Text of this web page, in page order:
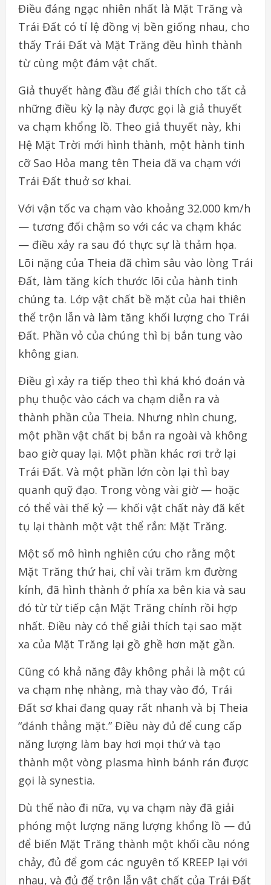
Điều đáng ngạc nhiên nhất là Mặt Trăng và
Trái Đất có tỉ lệ đồng vị bền giống nhau, cho
thấy Trái Đất và Mặt Trăng đều hình thành
từ cùng một đám vật chất.
Giả thuyết hàng đầu để giải thích cho tất cả
những điều kỳ lạ này được gọi là giả thuyết
va chạm khổng lồ. Theo giả thuyết này, khi
Hệ Mặt Trời mới hình thành, một hành tinh
cỡ Sao Hỏa mang tên Theia đã va chạm với
Trái Đất thuở sơ khai.
Với vận tốc va chạm vào khoảng 32.000 km/h
— tương đối chậm so với các va chạm khác
— điều xảy ra sau đó thực sự là thảm họa.
Lõi nặng của Theia đã chìm sâu vào lòng Trái
Đất, làm tăng kích thước lõi của hành tinh
chúng ta. Lớp vật chất bề mặt của hai thiên
thể trộn lẫn và làm tăng khối lượng cho Trái
Đất. Phần vỏ của chúng thì bị bắn tung vào
không gian.
Điều gì xảy ra tiếp theo thì khá khó đoán và
phụ thuộc vào cách va chạm diễn ra và
thành phần của Theia. Nhưng nhìn chung,
một phần vật chất bị bắn ra ngoài và không
bao giờ quay lại. Một phần khác rơi trở lại
Trái Đất. Và một phần lớn còn lại thì bay
quanh quỹ đạo. Trong vòng vài giờ — hoặc
có thể vài thế kỷ — khối vật chất này đã kết
tụ lại thành một vật thể rắn: Mặt Trăng.
Một số mô hình nghiên cứu cho rằng một
Mặt Trăng thứ hai, chỉ vài trăm km đường
kính, đã hình thành ở phía xa bên kia và sau
đó từ từ tiếp cận Mặt Trăng chính rồi hợp
nhất. Điều này có thể giải thích tại sao mặt
xa của Mặt Trăng lại gồ ghề hơn mặt gần.
Cũng có khả năng đây không phải là một cú
va chạm nhẹ nhàng, mà thay vào đó, Trái
Đất sơ khai đang quay rất nhanh và bị Theia
“đánh thẳng mặt.” Điều này đủ để cung cấp
năng lượng làm bay hơi mọi thứ và tạo
thành một vòng plasma hình bánh rán được
gọi là synestia.
Dù thế nào đi nữa, vụ va chạm này đã giải
phóng một lượng năng lượng khổng lồ — đủ
để biến Mặt Trăng thành một khối cầu nóng
chảy, đủ để gom các nguyên tố KREEP lại với
nhau, và đủ để trộn lẫn vật chất của Trái Đất